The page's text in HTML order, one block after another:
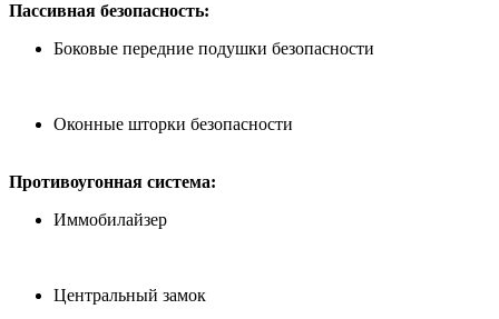
Пассивная безопасность:
Боковые передние подушки безопасности
Оконные шторки безопасности
Противоугонная система:
Иммобилайзер
Центральный замок